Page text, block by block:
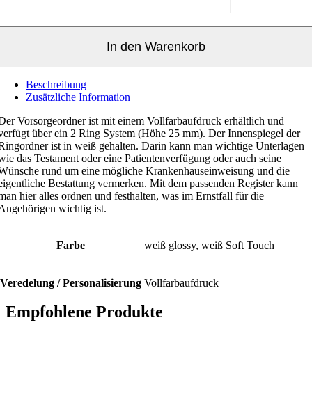
In den Warenkorb
Beschreibung
Zusätzliche Information
Vorsorgeordner ist mit einem Vollfarbaufdruck erhältlich und
über ein 2 Ring System (Höhe 25 mm). Der Innenspiegel der
ist in weiß gehalten. Darin kann man wichtige Unterlagen
das Testament oder eine Patientenverfügung oder auch seine
rund um eine mögliche Krankenhauseinweisung und die
Bestattung vermerken. Mit dem passenden Register kann
hier alles ordnen und festhalten, was im Ernstfall für die
wichtig ist.
Farbe weiß glossy, weiß Soft Touch
Veredelung / Personalisierung Vollfarbaufdruck
Empfohlene Produkte